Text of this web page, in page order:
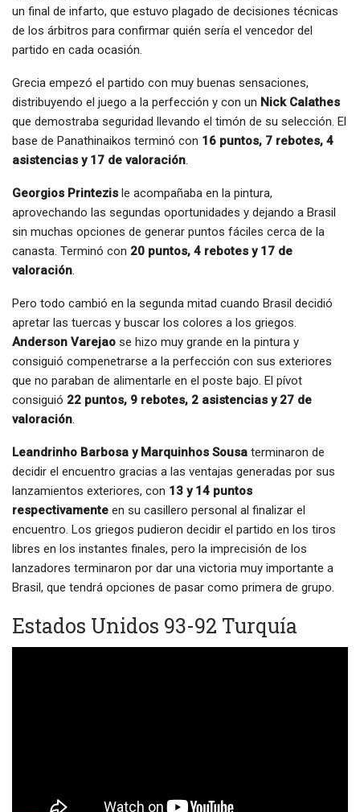
un final de infarto, que estuvo plagado de decisiones técnicas
de los árbitros para confirmar quién sería el vencedor del
partido en cada ocasión.
Grecia empezó el partido con muy buenas sensaciones,
distribuyendo el juego a la perfección y con un Nick Calathes
que demostraba seguridad llevando el timón de su selección. El
base de Panathinaikos terminó con 16 puntos, 7 rebotes, 4
asistencias y 17 de valoración.
Georgios Printezis le acompañaba en la pintura,
aprovechando las segundas oportunidades y dejando a Brasil
sin muchas opciones de generar puntos fáciles cerca de la
canasta. Terminó con 20 puntos, 4 rebotes y 17 de
valoración.
Pero todo cambió en la segunda mitad cuando Brasil decidió
apretar las tuercas y buscar los colores a los griegos.
Anderson Varejao se hizo muy grande en la pintura y
consiguió compenetrarse a la perfección con sus exteriores
que no paraban de alimentarle en el poste bajo. El pívot
consiguió 22 puntos, 9 rebotes, 2 asistencias y 27 de
valoración.
Leandrinho Barbosa y Marquinhos Sousa terminaron de
decidir el encuentro gracias a las ventajas generadas por sus
lanzamientos exteriores, con 13 y 14 puntos
respectivamente en su casillero personal al finalizar el
encuentro. Los griegos pudieron decidir el partido en los tiros
libres en los instantes finales, pero la imprecisión de los
lanzadores terminaron por dar una victoria muy importante a
Brasil, que tendrá opciones de pasar como primera de grupo.
Estados Unidos 93-92 Turquía